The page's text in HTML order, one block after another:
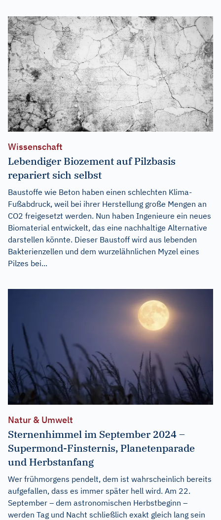
Wissenschaft
Lebendiger Biozement auf Pilzbasis
repariert sich selbst
Baustoffe wie Beton haben einen schlechten Klima-
Fußabdruck, weil bei ihrer Herstellung große Mengen an
CO2 freigesetzt werden. Nun haben Ingenieure ein neues
Biomaterial entwickelt, das eine nachhaltige Alternative
darstellen könnte. Dieser Baustoff wird aus lebenden
Bakterienzellen und dem wurzelähnlichen Myzel eines
Pilzes bei...
Natur & Umwelt
Sternenhimmel im September 2024 –
Supermond-Finsternis, Planetenparade
und Herbstanfang
Wer frühmorgens pendelt, dem ist wahrscheinlich bereits
aufgefallen, dass es immer später hell wird. Am 22.
September – dem astronomischen Herbstbeginn –
werden Tag und Nacht schließlich exakt gleich lang sein